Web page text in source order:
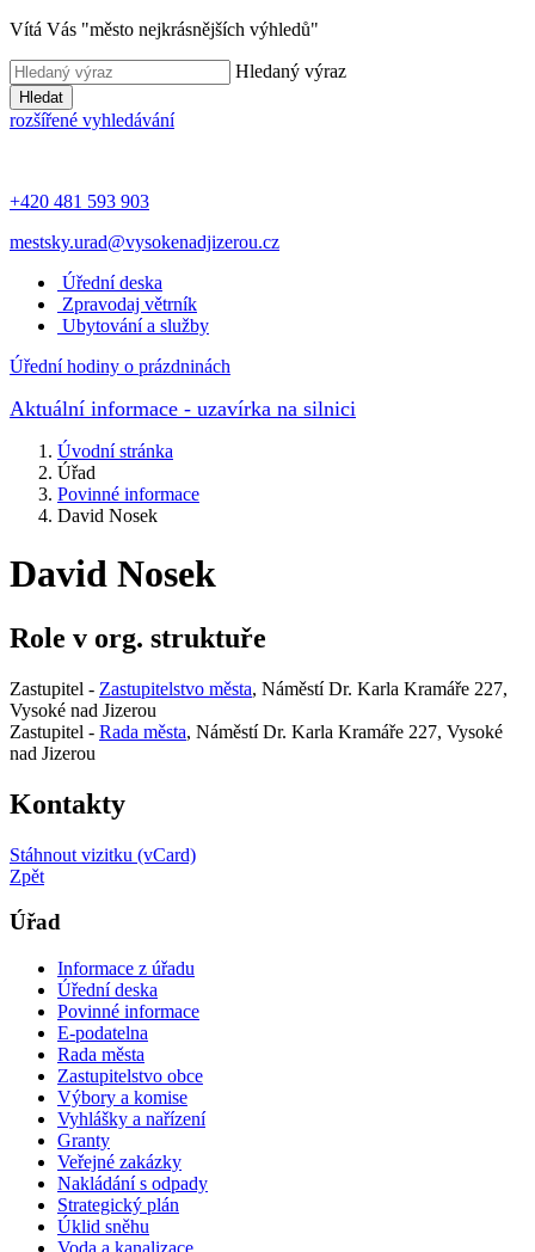
Vítá Vás "město nejkrásnějších výhledů"
Hledaný výraz
Hledat
rozšířené vyhledávání
+420 481 593 903
mestsky.urad@vysokenadjizerou.cz
Úřední deska
Zpravodaj větrník
Ubytování a služby
Úřední hodiny o prázdninách
Aktuální informace - uzavírka na silnici
Úvodní stránka
Úřad
Povinné informace
David Nosek
David Nosek
Role v org. struktuře
Zastupitel - Zastupitelstvo města, Náměstí Dr. Karla Kramáře 227,
Vysoké nad Jizerou
Zastupitel - Rada města, Náměstí Dr. Karla Kramáře 227, Vysoké
nad Jizerou
Kontakty
Stáhnout vizitku (vCard)
Zpět
Úřad
Informace z úřadu
Úřední deska
Povinné informace
E-podatelna
Rada města
Zastupitelstvo obce
Výbory a komise
Vyhlášky a nařízení
Granty
Veřejné zakázky
Nakládání s odpady
Strategický plán
Úklid sněhu
Voda a kanalizace